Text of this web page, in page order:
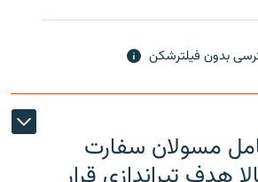
بدون فیلترشکن
مسولان سفارت